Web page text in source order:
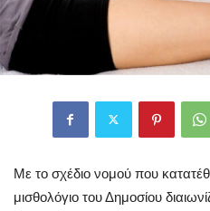
Με το σχέδιο νομού που
μισθολόγιο του Δημοσίου